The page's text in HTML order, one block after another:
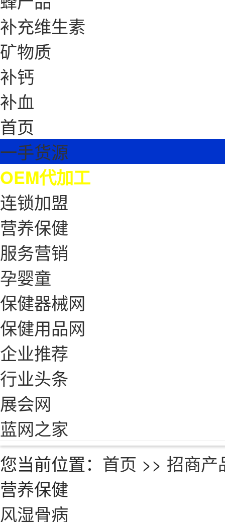
补充维生素
矿物质
补钙
补血
首页
一手货源
OEM代加工
连锁加盟
营养保健
服务营销
孕婴童
保健器械网
保健用品网
企业推荐
行业头条
展会网
蓝网之家
您当前位置： 首页 >> 招商产
营养保健
风湿骨病